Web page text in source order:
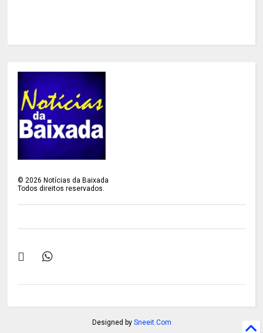
©2026 Notícias da Baixada
Todos direitos reservados.
Designed by Sneeit.Com